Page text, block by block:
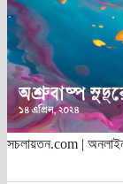
সচলায়তন.com | অনলাইন